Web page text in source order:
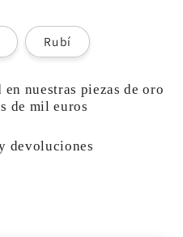
Rubí
nuestras piezas de oro
de mil euros
devoluciones